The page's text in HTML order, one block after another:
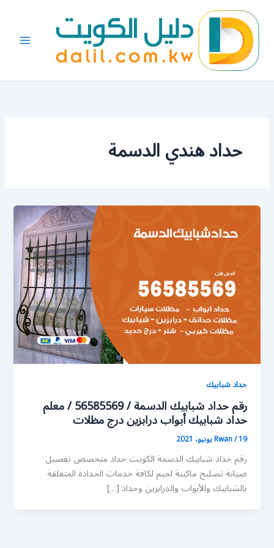
المحتوى
حداد هندي الدسمة
حداد شبابيك
رقم حداد شبابيك الدسمة / 56585569 / معلم
حداد شبابيك أبواب درابزين درج مظلات
Rwan/19 يونيو، 2021
رقم حداد شبابيك الدسمة الكويت حداد متخصص تفصيل
صيانة تصليح ماكينة لحيم لكافة خدمات الحدادة المتعلقة
بالشبابيك والأبواب والدرابزين وحداد […]